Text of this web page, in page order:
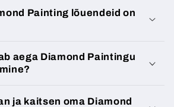
Painting lõuendeid on
aega Diamond Paintingu
ja kaitsen oma Diamond